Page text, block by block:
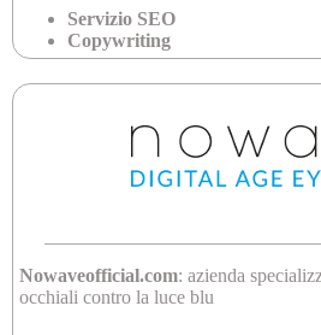
Servizio SEO
Copywriting
Nowaveofficial.com: azienda
occhiali contro la luce blu